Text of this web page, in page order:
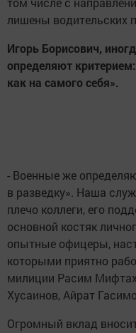
лишены водительских
Игорь Борисович,
определяют
как на самого себя».
- Военные же
в разведку». Наша
плечо коллеги, его
основной костяк
опытные офицеры,
которыми приятно
милиции Расим
Хусаинов, Айрат
Огромный вклад